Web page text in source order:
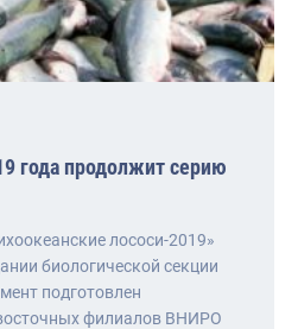
года продолжит серию
лососи-2019»
биологической секции
подготовлен
филиалов ВНИРО